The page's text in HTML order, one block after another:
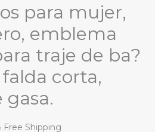
para mujer,
emblema
traje de ba?
corta,
Free Shipping